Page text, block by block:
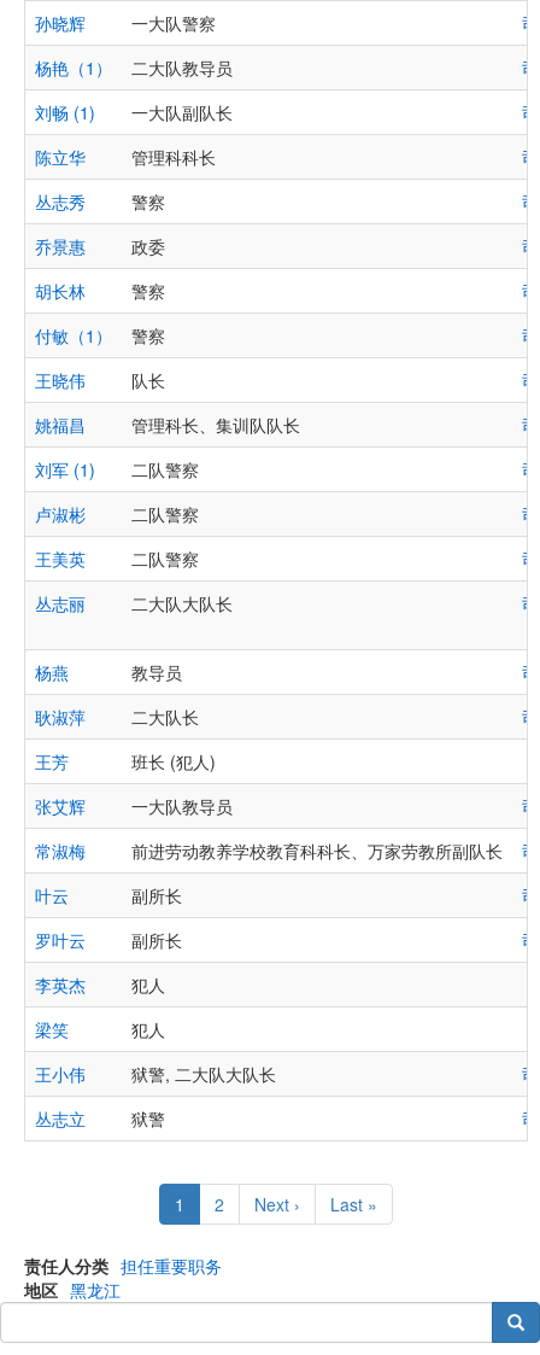
孙晓辉
一大队警察
杨艳（1）
二大队教导员
刘畅 (1)
一大队副队长
陈立华
管理科科长
丛志秀
警察
乔景惠
政委
胡长林
警察
付敏（1）
警察
王晓伟
队长
姚福昌
管理科长、集训队队长
刘军 (1)
二队警察
卢淑彬
二队警察
王美英
二队警察
丛志丽
二大队大队长
杨燕 教导员
耿淑萍
二大队长
王芳
班长 (犯人)
张艾辉
一大队教导员
常淑梅
前进劳动教养学校教育科科长、万家劳教所副队长
叶云
副所长
罗叶云
副所长
李英杰
犯人
梁笑
犯人
王小伟
狱警, 二大队大队长
丛志立
狱警
Current
page
1 Page
2
Next
page
Next ›
Last
page
Last »
责任人分类 担任重要职务
地区 黑龙江
搜索